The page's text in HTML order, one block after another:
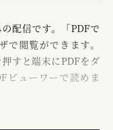
配信です。「PDFで
閲覧ができます。
すと端末にPDFをダ
ビューワーで読めま